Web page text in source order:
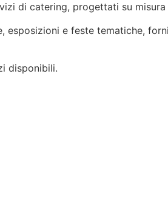
di catering, progettati su
esposizioni e feste tematiche,
disponibili.